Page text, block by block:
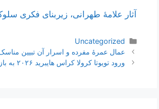
آثار علامۀ طهرانی، زیربنای فکری
دسته‌ها
Uncategorized
ناوبری
نوشته‌ها
عمال عمرۀ مفرده و اسرار آن تبیین
ورود تویوتا کرولا کراس هایبرید ۲۰۲۶ به بازار خودروی ایران